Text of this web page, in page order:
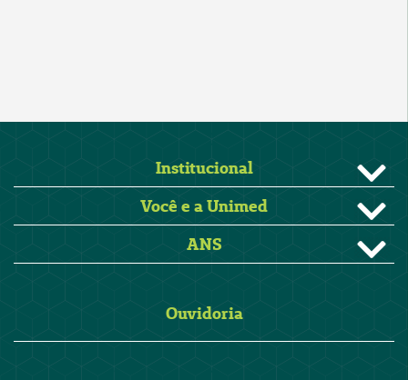
Institucional
Você e a Unimed
ANS
Ouvidoria